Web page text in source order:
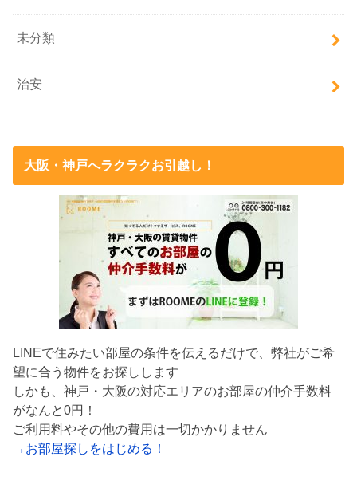
未分類
治安
大阪・神戸へラクラクお引越し！
LINEで住みたい部屋の条件を伝えるだけで、弊社がご希
望に合う物件をお探しします
しかも、神戸・大阪の対応エリアのお部屋の仲介手数料
がなんと0円！
ご利用料やその他の費用は一切かかりません
→お部屋探しをはじめる！